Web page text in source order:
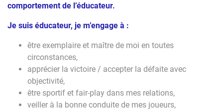
comportement de l’éducateur.
Je suis éducateur, je m’engage à :
être exemplaire et maître de moi en toutes
circonstances,
apprécier la victoire / accepter la défaite avec
objectivité,
être sportif et fair-play dans mes relations,
veiller à la bonne conduite de mes joueurs,